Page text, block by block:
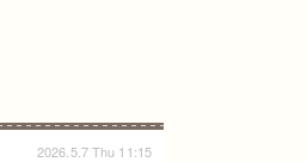
2026.5.7 Thu 11:15